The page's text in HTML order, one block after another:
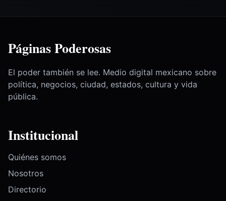
Páginas Poderosas
El poder también se lee. Medio digital mexicano sobre
política, negocios, ciudad, estados, cultura y vida
pública.
Institucional
Quiénes somos
Nosotros
Directorio